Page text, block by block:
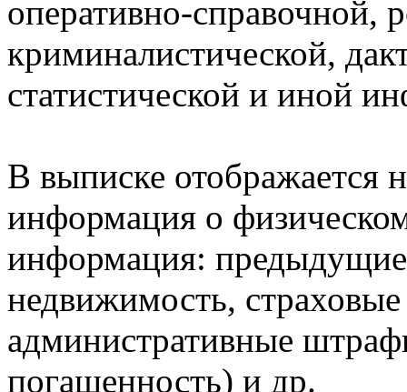
оперативно-справочной,
криминалистической,
статистической и иной
В выписке отображается
информация о
информация:
недвижимость,
административные
погашенность) и др.